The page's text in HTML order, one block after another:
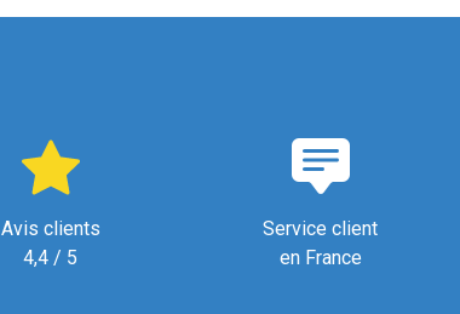
Avis clients
4,4 / 5
Service client
en France